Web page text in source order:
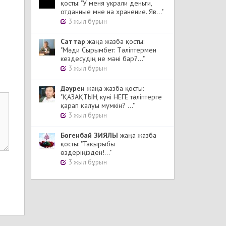
қосты: "У меня украли деньги,
отданные мне на хранение. Яв..."
3 жыл бұрын
Cаттар жаңа жазба қосты:
"Мәди Сырымбет: Тәліптермен
кездесудің не мәні бар?..."
3 жыл бұрын
Дәурен жаңа жазба қосты:
"ҚАЗАҚТЫҢ күні НЕГЕ тәліптерге
қарап қалуы мүмкін? ..."
3 жыл бұрын
Бөгенбай ЗИЯЛЫ жаңа жазба
қосты: "Тақырыбы
өздеріңізден!..."
3 жыл бұрын